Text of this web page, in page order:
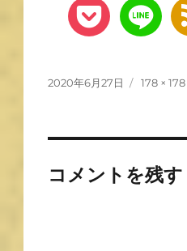
2020年6月27日 178 × 178
コメントを残す